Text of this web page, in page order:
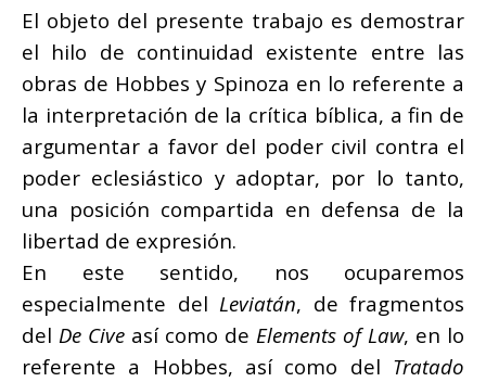
El objeto del presente trabajo es demostrar
el hilo de continuidad existente entre las
obras de Hobbes y Spinoza en lo referente a
la interpretación de la crítica bíblica, a fin de
argumentar a favor del poder civil contra el
poder eclesiástico y adoptar, por lo tanto,
una posición compartida en defensa de la
libertad de expresión.
En este sentido, nos ocuparemos
especialmente del Leviatán, de fragmentos
del De Cive así como de Elements of Law, en lo
referente a Hobbes, así como del Tratado